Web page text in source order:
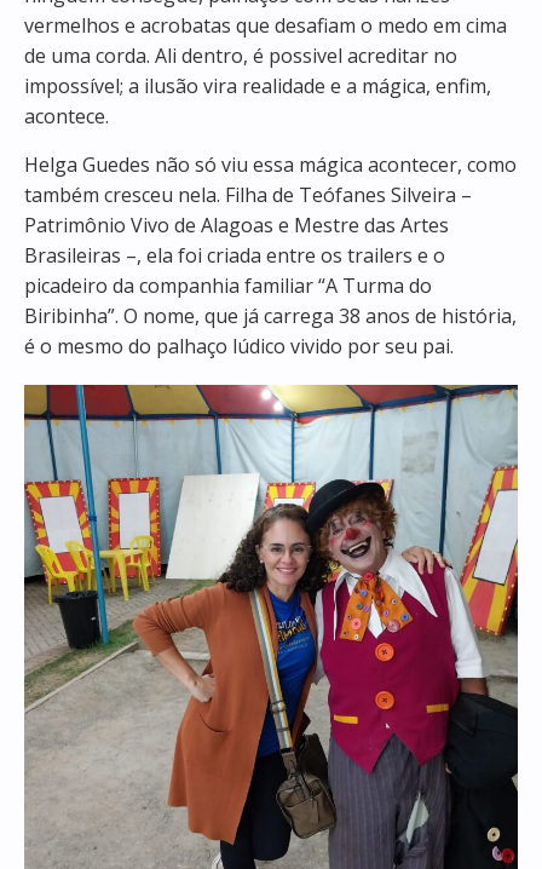
vermelhos e acrobatas que desafiam o medo em cima
de uma corda. Ali dentro, é possivel acreditar no
impossível; a ilusão vira realidade e a mágica, enfim,
acontece.
Helga Guedes não só viu essa mágica acontecer, como
também cresceu nela. Filha de Teófanes Silveira –
Patrimônio Vivo de Alagoas e Mestre das Artes
Brasileiras –, ela foi criada entre os trailers e o
picadeiro da companhia familiar “A Turma do
Biribinha”. O nome, que já carrega 38 anos de história,
é o mesmo do palhaço lúdico vivido por seu pai.